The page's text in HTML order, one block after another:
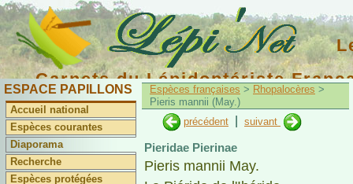
Carnets du Lépidoptériste
ESPACE PAPILLONS
Accueil national
Espèces courantes
Diaporama
Recherche
Espèces protégées
Espèces françaises > Rhopalocères >
Pieris mannii (May.)
précédent
suivant
Pieridae Pierinae
Pieris mannii May.